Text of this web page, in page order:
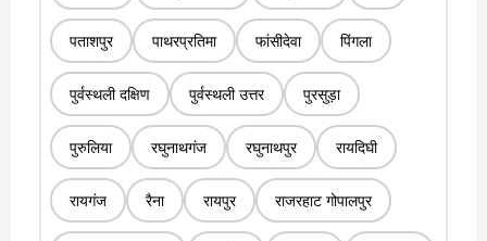
पताशपुर पाथरप्रतिमा फांसीदेवा पिंगला
पुर्वस्थली दक्षिण पुर्वस्थली उत्तर पुरसुड़ा
पुरुलिया रघुनाथगंज रघुनाथपुर रायदिघी
रायगंज रैना रायपुर राजरहाट गोपालपुर